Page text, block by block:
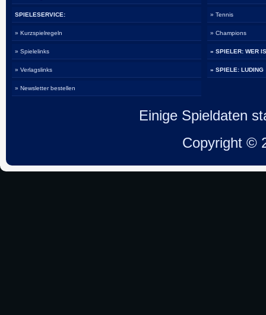
SPIELESERVICE:
» Kurzspielregeln
» Spielelinks
» Verlagslinks
» Newsletter bestellen
» Tennis
» Champions
» SPIELER: WER
» SPIELE: LUDING
Einige Spieldaten
Copyright ©